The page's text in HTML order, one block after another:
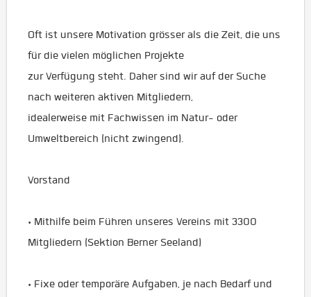
Oft ist unsere Motivation grösser als die Zeit, die uns
für die vielen möglichen Projekte
zur Verfügung steht. Daher sind wir auf der Suche
nach weiteren aktiven Mitgliedern,
idealerweise mit Fachwissen im Natur- oder
Umweltbereich (nicht zwingend).
Vorstand
• Mithilfe beim Führen unseres Vereins mit 3300
Mitgliedern (Sektion Berner Seeland)
• Fixe oder temporäre Aufgaben, je nach Bedarf und